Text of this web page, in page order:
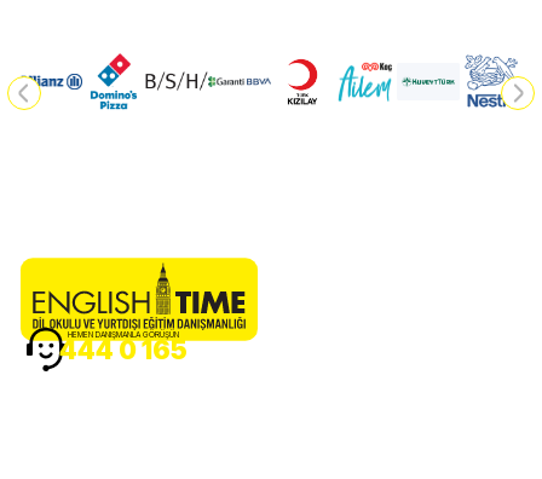
HEMEN DANIŞMANLA GÖRÜŞÜN
444 0 165